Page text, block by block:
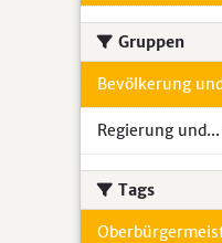
Gruppen
Bevölkerung
Regierung und...
Tags